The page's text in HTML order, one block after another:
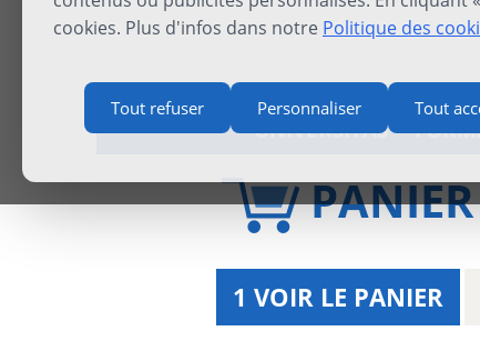
cookies. Plus d'infos dans notre Politique des
Tout refuser Personnaliser Tout
UNIVERSITAS
PANIER
1 VOIR LE PANIER